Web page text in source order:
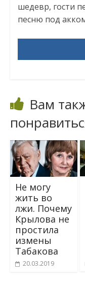
шедевр, гости
песню под
Вам
Не могу
жить во
лжи. Почему
Крылова не
простила
измены
Табакова
20.03.2019